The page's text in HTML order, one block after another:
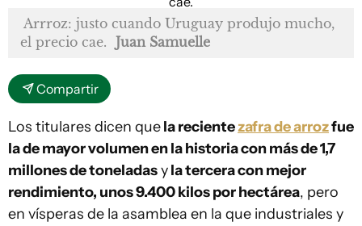
Arrroz: justo cuando Uruguay produjo mucho,
el precio cae. Juan Samuelle
Compartir
Los titulares dicen quela recientezafra de arrozfue
la de mayor volumen en la historia con más de 1,7
millones de toneladasyla tercera con mejor
rendimiento, unos 9.400 kilos por hectárea, pero
en vísperas de la asamblea en la que industriales y